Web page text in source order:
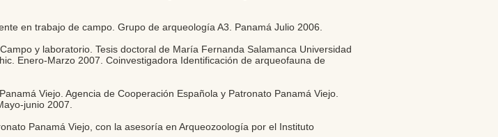
en trabajo de campo. Grupo de arqueología A3. Panamá Julio 2006.
y laboratorio. Tesis doctoral de María Fernanda Salamanca Universidad
Enero-Marzo 2007. Coinvestigadora Identificación de arqueofauna de
Viejo. Agencia de Cooperación Española y Patronato Panamá Viejo.
junio 2007.
Panamá Viejo, con la asesoría en Arqueozoología por el Instituto